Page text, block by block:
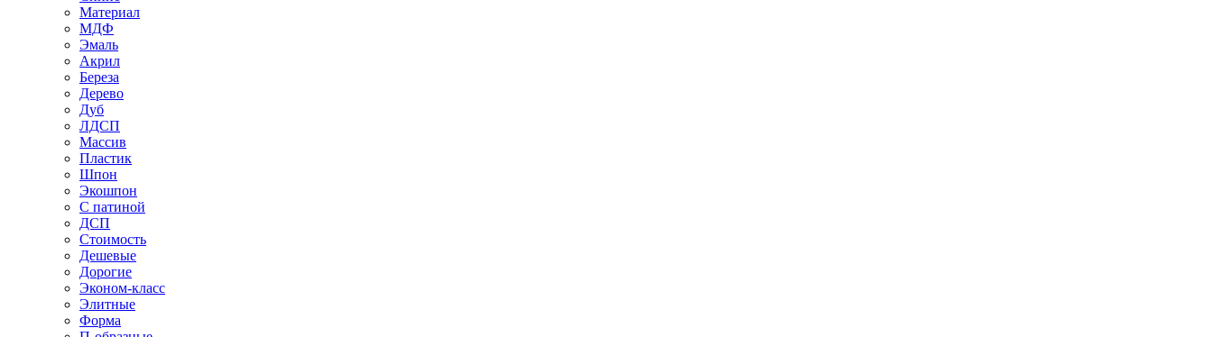
Материал
МДФ
Эмаль
Акрил
Береза
Дерево
Дуб
ЛДСП
Массив
Пластик
Шпон
Экошпон
С патиной
ДСП
Стоимость
Дешевые
Дорогие
Эконом-класс
Элитные
Форма